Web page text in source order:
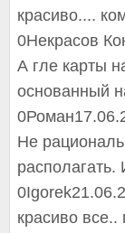
красиво....
0Некрасов
А гле карты
основанный
0Роман
Не
0Igorek
красиво